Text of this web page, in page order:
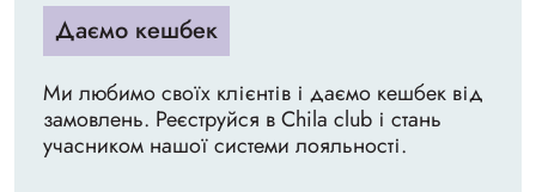
Даємо кешбек
Ми любимо своїх клієнтів і даємо кешбек від
замовлень. Реєструйся в Chila club і стань
учасником нашої системи лояльності.